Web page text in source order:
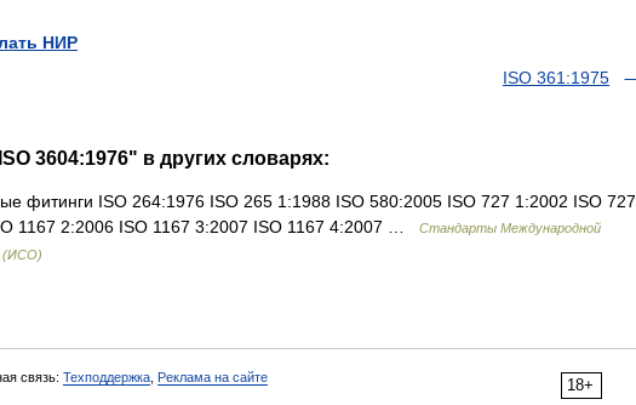
НИР
ISO 361:1975
3604:1976" в других словарях:
фитинги ISO 264:1976 ISO 265 1:1988 ISO 580:2005 ISO 727 1:2002 ISO 727
1167 2:2006 ISO 1167 3:2007 ISO 1167 4:2007 …
Стандарты Международной
(ИСО)
18+
связь: Техподдержка Реклама на сайте